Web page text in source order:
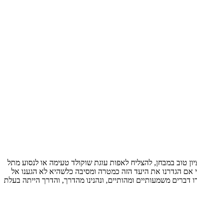
טוב במבחן, להצליח לאפות עוגת שוקולד טעימה או לנסוע מתל
אם הגדרנו את היעד הזה כמטרה ומסיבה כלשהיא לא הגענו אל
משמעותיים ומהותיים, ונהנינו מהדרך, והדרך הייתה בעלת